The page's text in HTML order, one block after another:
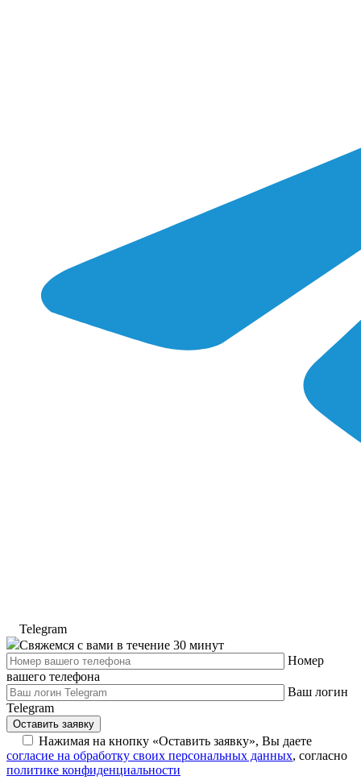
Telegram
Свяжемся с вами в течение 30 минут
Номер
вашего телефона
Ваш логин
Telegram
Оставить заявку
Нажимая на кнопку «Оставить заявку», Вы даете
согласие на обработку своих персональных данных, cогласно
политике конфиденциальности